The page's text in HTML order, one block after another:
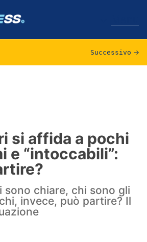
Successivo →
si affida a pochi
e “intoccabili”:
sono chiare, chi sono gli
invece, può partire? Il